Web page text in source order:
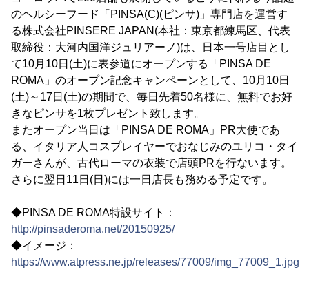
のヘルシーフード「PINSA(C)(ピンサ)」専門店を運営す
る株式会社PINSERE JAPAN(本社：東京都練馬区、代表
取締役：大河内国洋ジュリアーノ)は、日本一号店目とし
て10月10日(土)に表参道にオープンする「PINSA DE
ROMA」のオープン記念キャンペーンとして、10月10日
(土)～17日(土)の期間で、毎日先着50名様に、無料でお好
きなピンサを1枚プレゼント致します。
またオープン当日は「PINSA DE ROMA」PR大使であ
る、イタリア人コスプレイヤーでおなじみのユリコ・タイ
ガーさんが、古代ローマの衣装で店頭PRを行ないます。
さらに翌日11日(日)には一日店長も務める予定です。
◆PINSA DE ROMA特設サイト：
http://pinsaderoma.net/20150925/
◆イメージ：
https://www.atpress.ne.jp/releases/77009/img_77009_1.jpg